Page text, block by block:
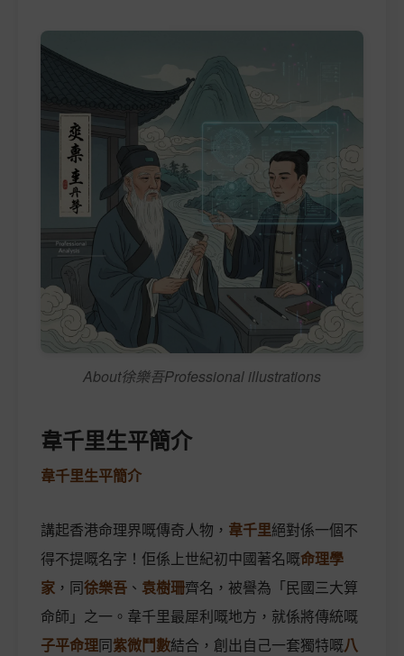
About徐樂吾Professional illustrations
韋千里生平簡介
韋千里生平簡介
講起香港命理界嘅傳奇人物， 韋千里絕對係一個不
得不提嘅名字！佢係上世紀初中國著名嘅命理學
家 ，同徐樂吾 、 袁樹珊齊名，被譽為「民國三大算
命師」之一。韋千里最犀利嘅地方，就係將傳統嘅
子平命理同紫微鬥數結合，創出自己一套獨特嘅八